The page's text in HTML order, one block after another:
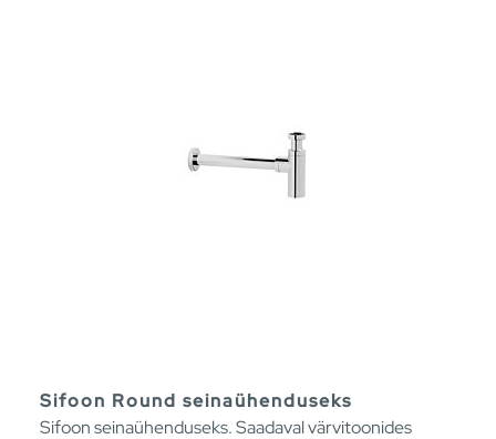
Sifoon Round seinaühenduseks
Sifoon seinaühenduseks. Saadaval värvitoonides